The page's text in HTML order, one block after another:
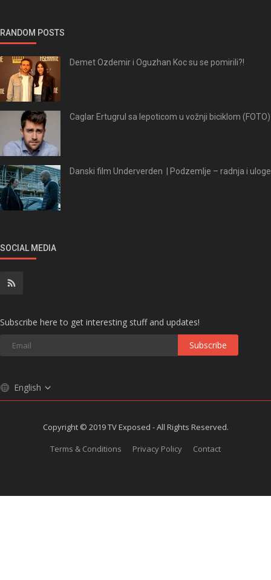
RANDOM POSTS
Demet Ozdemir i Oguzhan Koc su se pomirili?!
Caglar Ertugrul sa lepoticom u vožnji biciklom (FOTO)
Danski film Underverden | Podzemlje – radnja i uloge
SOCIAL MEDIA
Subscribe here to get interesting stuff and updates!
Subscribe
English
Copyright © 2019 TV Exposed - All Rights Reserved.
Terms & Conditions
Privacy Policy Contact